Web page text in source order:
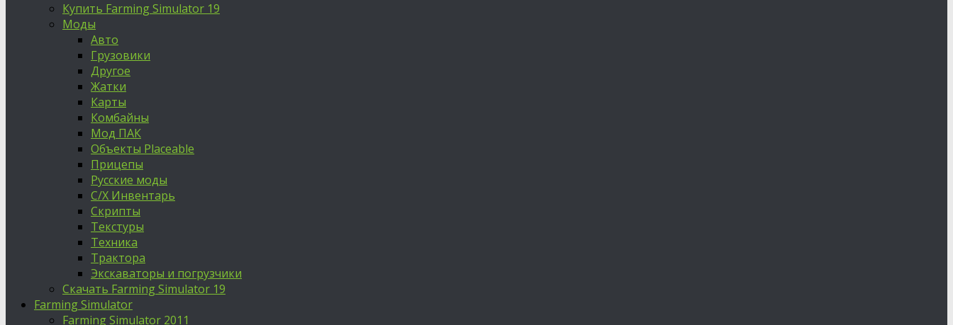
Купить Farming Simulator 19
Моды
Авто
Грузовики
Другое
Жатки
Карты
Комбайны
Мод ПАК
Объекты Placeable
Прицепы
Русские моды
С/Х Инвентарь
Скрипты
Текстуры
Техника
Трактора
Экскаваторы и погрузчики
Скачать Farming Simulator 19
Farming Simulator
Farming Simulator 2011